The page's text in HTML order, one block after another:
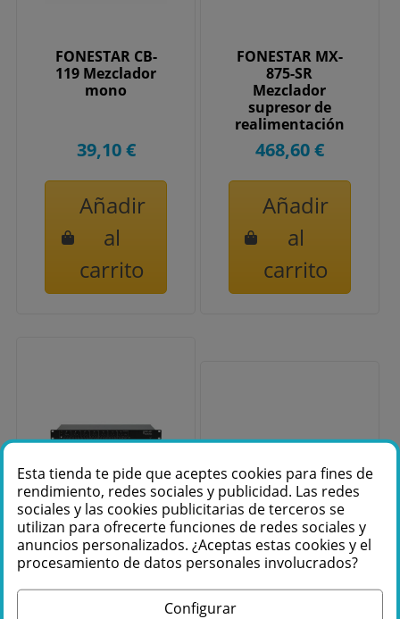
FONESTAR CB-
119 Mezclador
mono
39,10 €
Añadir
al
carrito
FONESTAR MX-
875-SR
Mezclador
supresor de
realimentación
468,60 €
Añadir
al
carrito
Ecler SAM612T
Mezclador de
Audio Analógico
para Instalación
Fuera de stock
MARK SPLITTER
DMX.
Esta tienda te pide que aceptes cookies para fines de
rendimiento, redes sociales y publicidad. Las redes
sociales y las cookies publicitarias de terceros se
utilizan para ofrecerte funciones de redes sociales y
anuncios personalizados. ¿Aceptas estas cookies y el
procesamiento de datos personales involucrados?
Configurar